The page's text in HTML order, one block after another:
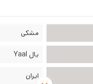
مشکی
یال Yaal
ایران